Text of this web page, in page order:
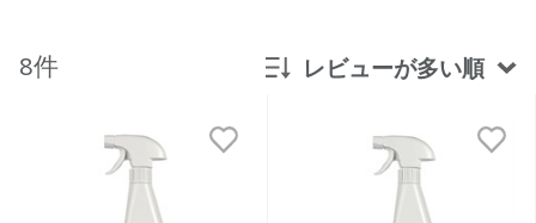
8件 レビューが多い順